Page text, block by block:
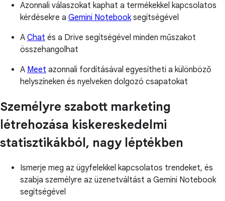
Azonnali válaszokat kaphat a termékekkel kapcsolatos
kérdésekre a Gemini Notebooksegítségével
A Chat és a Drive segítségével minden műszakot
összehangolhat
A Meet azonnali fordításával egyesítheti a különböző
helyszíneken és nyelveken dolgozó csapatokat
Személyre szabott marketing
létrehozása kiskereskedelmi
statisztikákból, nagy léptékben
Ismerje meg az ügyfelekkel kapcsolatos trendeket, és
szabja személyre az üzenetváltást a Gemini Notebook
segítségével